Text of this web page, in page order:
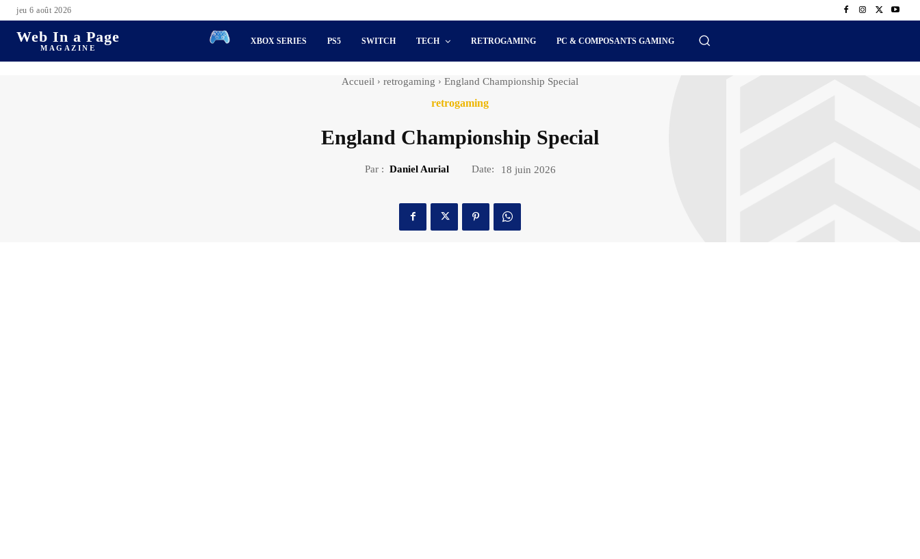
jeu 6 août 2026
Web In a Page
MAGAZINE
XBOX SERIES PS5 SWITCH TECH RETROGAMING PC & COMPOSANTS GAMING
Accueil retrogaming England Championship Special
retrogaming
England Championship Special
Par : Daniel Aurial Date: 18 juin 2026